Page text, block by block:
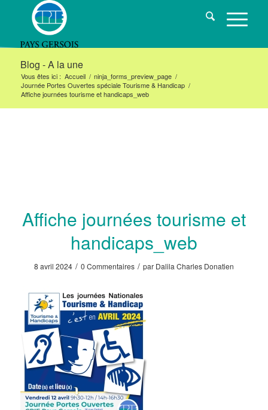
Blog - A la une
Vous êtes ici : Accueil / ninja_forms_preview_page /
Journée Portes Ouvertes spéciale Tourisme & Handicap /
Affiche journées tourisme et handicaps_web
Affiche journées tourisme et
handicaps_web
8 avril 2024 / 0 Commentaires / par Dalila Charles Donatien